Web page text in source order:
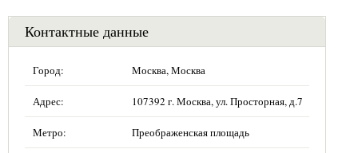
Контактные данные
Город: Москва, Москва
Адрес: 107392 г. Москва, ул. Просторная, д.7
Метро: Преображенская площадь